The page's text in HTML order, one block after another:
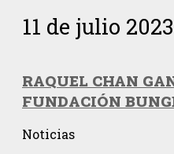
11 de julio 2023
RAQUEL CHAN
FUNDACIÓN
Noticias